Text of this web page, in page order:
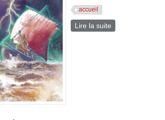
accueil
Lire la suite